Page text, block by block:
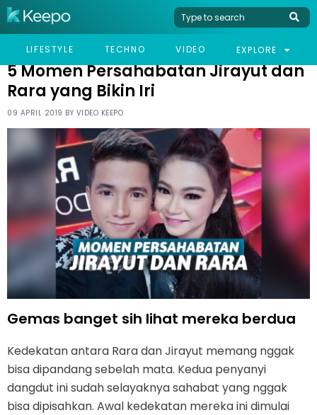
LIFESTYLE TECHNO VIDEO EXPLORE
HOME CELEB 5 MOMEN PERSAHABATAN JIRAYUT DAN RARA YANG BIKIN IRI
5 Momen Persahabatan Jirayut dan
Rara yang Bikin Iri
09 APRIL 2019 BY VIDEO KEEPO
Gemas banget sih lihat mereka berdua
Kedekatan antara Rara dan Jirayut memang nggak
bisa dipandang sebelah mata. Kedua penyanyi
dangdut ini sudah selayaknya sahabat yang nggak
bisa dipisahkan. Awal kedekatan mereka ini dimulai